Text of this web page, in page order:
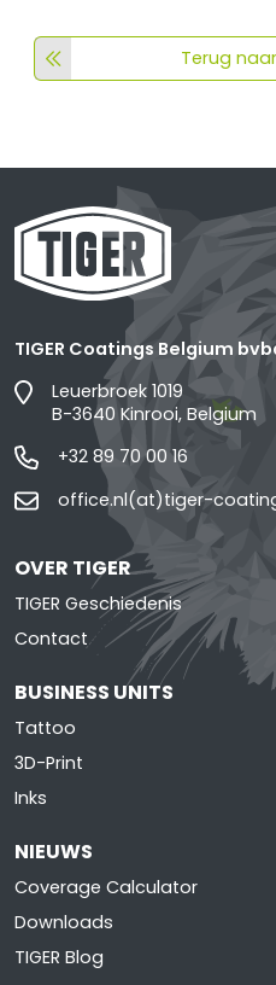
Terug
TIGER Coatings Belgium
Leuerbroek 1019
B-3640 Kinrooi, Belgium
+32 89 70 00 16
office.nl(at)tiger-
OVER TIGER
TIGER Geschiedenis
Contact
BUSINESS UNITS
Tattoo
3D-Print
Inks
NIEUWS
Coverage Calculator
Downloads
TIGER Blog